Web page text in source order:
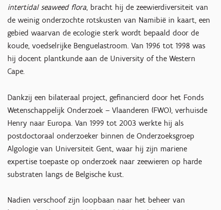
intertidal seaweed flora, bracht hij de zeewierdiversiteit van
de weinig onderzochte rotskusten van Namibië in kaart, een
gebied waarvan de ecologie sterk wordt bepaald door de
koude, voedselrijke Benguelastroom. Van 1996 tot 1998 was
hij docent plantkunde aan de University of the Western
Cape.
Dankzij een bilateraal project, gefinancierd door het Fonds
Wetenschappelijk Onderzoek – Vlaanderen (FWO), verhuisde
Henry naar Europa. Van 1999 tot 2003 werkte hij als
postdoctoraal onderzoeker binnen de Onderzoeksgroep
Algologie van Universiteit Gent, waar hij zijn mariene
expertise toepaste op onderzoek naar zeewieren op harde
substraten langs de Belgische kust.
Nadien verschoof zijn loopbaan naar het beheer van